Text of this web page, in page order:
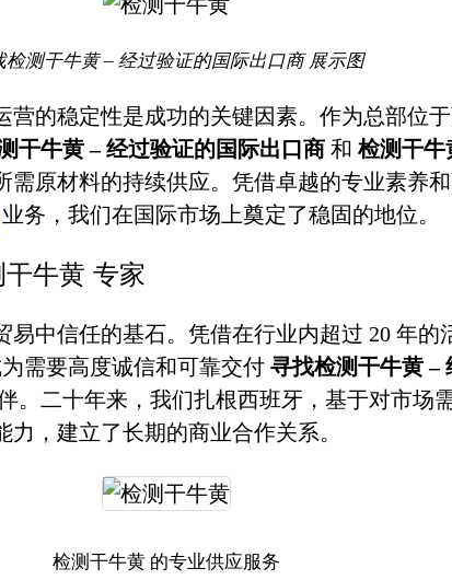
检测干牛黄 – 经过验证的国际出口商 展示图
营的稳定性是成功的关键因素。作为总部位
干牛黄 – 经过验证的国际出口商 和 检测干牛
需原材料的持续供应。凭借卓越的专业素养
业务，我们在国际市场上奠定了稳固的地位。
牛黄 专家
中信任的基石。凭借在行业内超过 20 年的
需要高度诚信和可靠交付 寻找检测干牛黄 –
。二十年来，我们扎根西班牙，基于对市场
，建立了长期的商业合作关系。
检测干牛黄 的专业供应服务